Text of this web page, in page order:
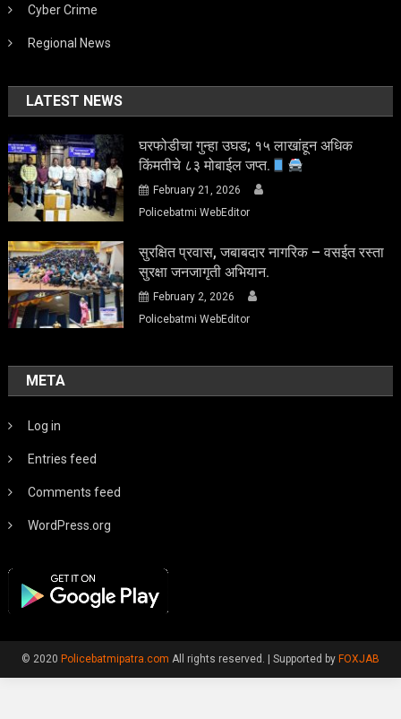
Cyber Crime
Regional News
LATEST NEWS
घरफोडीचा गुन्हा उघड; १५ लाखांहून अधिक
किंमतीचे ८३ मोबाईल जप्त.
February 21, 2026
Policebatmi WebEditor
सुरक्षित प्रवास, जबाबदार नागरिक – वसईत रस्ता
सुरक्षा जनजागृती अभियान.
February 2, 2026
Policebatmi WebEditor
META
Log in
Entries feed
Comments feed
WordPress.org
© 2020 Policebatmipatra.com All rights reserved. Supported by FOXJAB